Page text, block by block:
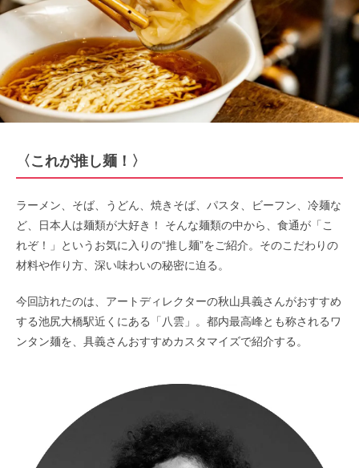
〈これが推し麺！〉
ラーメン、そば、うどん、焼きそば、パスタ、ビーフン、冷麺な
ど、日本人は麺類が大好き！ そんな麺類の中から、食通が「こ
れぞ！」というお気に入りの“推し麺”をご紹介。そのこだわりの
材料や作り方、深い味わいの秘密に迫る。
今回訪れたのは、アートディレクターの秋山具義さんがおすすめ
する池尻大橋駅近くにある「八雲」。都内最高峰とも称されるワ
ンタン麺を、具義さんおすすめカスタマイズで紹介する。